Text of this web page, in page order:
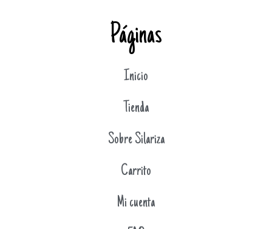
Páginas
Inicio
Tienda
Sobre Silariza
Carrito
Mi cuenta